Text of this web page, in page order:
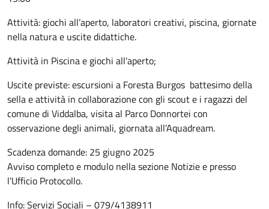
Attività: giochi all’aperto, laboratori creativi, piscina, giornate
nella natura e uscite didattiche.
Attività in Piscina e giochi all'aperto;
Uscite previste: escursioni a Foresta Burgos battesimo della
sella e attività in collaborazione con gli scout e i ragazzi del
comune di Viddalba, visita al Parco Donnortei con
osservazione degli animali, giornata all’Aquadream.
Scadenza domande: 25 giugno 2025
Avviso completo e modulo nella sezione Notizie e presso
l’Ufficio Protocollo.
Info: Servizi Sociali – 079/4138911